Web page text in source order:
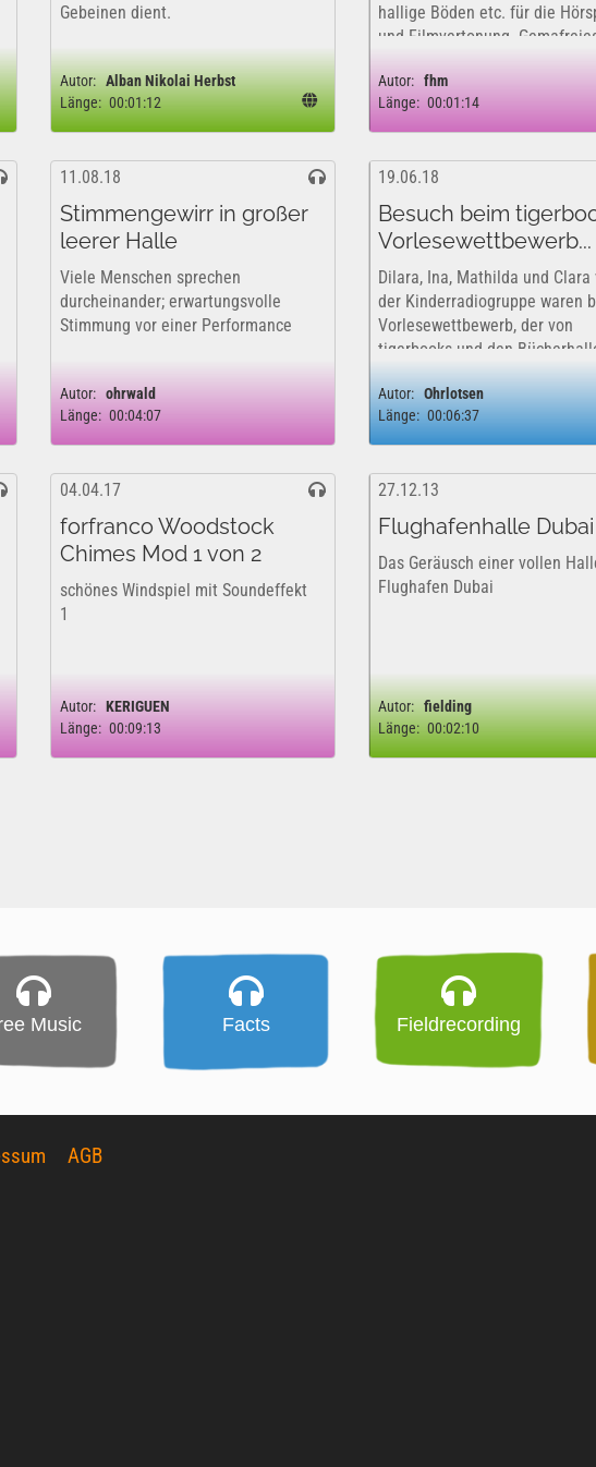
Gebeinen dient.
Autor: Alban Nikolai Herbst
Länge: 00:01:12
hallige Böden etc. für die
und Filmvertonung.
(privat und kommerziell). fhm
Autor: fhm
Länge: 00:01:14
11.08.18
Stimmengewirr in großer
leerer Halle
Viele Menschen sprechen
durcheinander; erwartungsvolle
Stimmung vor einer Performance
Autor: ohrwald
Länge: 00:04:07
19.06.18
Besuch beim
Vorlesewettbewerb...
Dilara, Ina, Mathilda und Clara
der Kinderradiogruppe waren
Vorlesewettbewerb, der von
tigerbooks und den
Hamburg veranstaltet wurde.
dort so alles passiert ist, wer
Wettbewerb gewonnen hat
sie alles vor's Mikro...
Autor: Ohrlotsen
Länge: 00:06:37
04.04.17
forfranco Woodstock
Chimes Mod 1 von 2
schönes Windspiel mit Soundeffekt
1
Autor: KERIGUEN
Länge: 00:09:13
27.12.13
Flughafenhalle Dubai
Das Geräusch einer vollen
Flughafen Dubai
Autor: fielding
Länge: 00:02:10
Music Facts Fieldrecording
AGB